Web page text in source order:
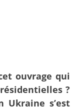
ouvrage qui
?
Ukraine s’est